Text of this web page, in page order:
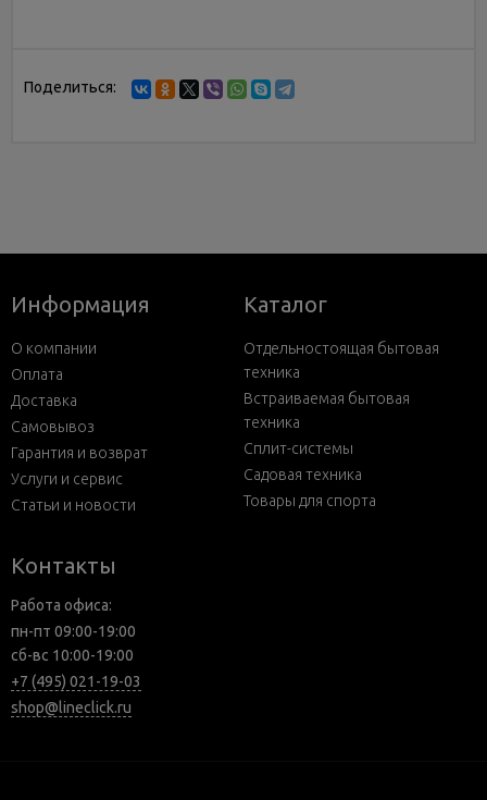
Поделиться:
Информация
О компании
Оплата
Доставка
Самовывоз
Гарантия и возврат
Услуги и сервис
Статьи и новости
Каталог
Отдельностоящая бытовая
техника
Встраиваемая бытовая
техника
Сплит-системы
Садовая техника
Товары для спорта
Контакты
Работа офиса:
пн-пт 09:00-19:00
сб-вс 10:00-19:00
+7 (495) 021-19-03
shop@lineclick.ru